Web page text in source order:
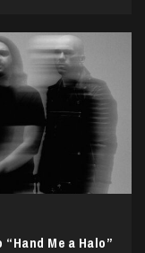
Me a Halo”